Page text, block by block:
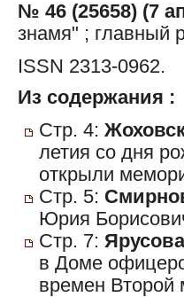
№ 46 (25658) (7
знамя" ; главный
ISSN 2313-0962.
Из содержания :
Стр. 4:
летия со дня
открыли
Стр. 5:
Юрия
Стр. 7:
в Доме
времен Второй